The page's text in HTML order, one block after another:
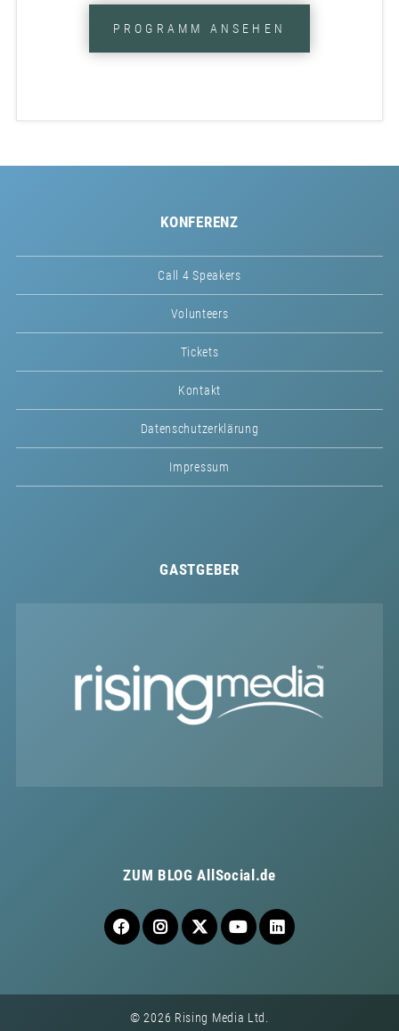
PROGRAMM ANSEHEN
KONFERENZ
Call 4 Speakers
Volunteers
Tickets
Kontakt
Datenschutzerklärung
Impressum
GASTGEBER
ZUM BLOGAllSocial.de
© 2026 Rising Media Ltd.